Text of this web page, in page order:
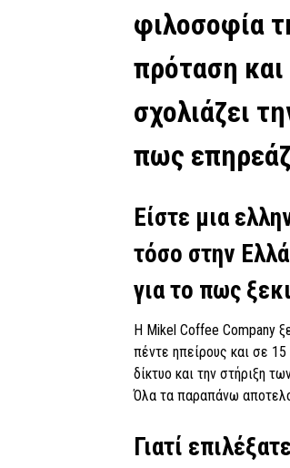
φιλοσοφία
πρόταση και
σχολιάζει
πως
Είστε μια
τόσο στην
για το πως
Η Mikel Coffee Company
πέντε ηπείρους και σε
δίκτυο και την στήριξη
Όλα τα παραπάνω
Γιατί